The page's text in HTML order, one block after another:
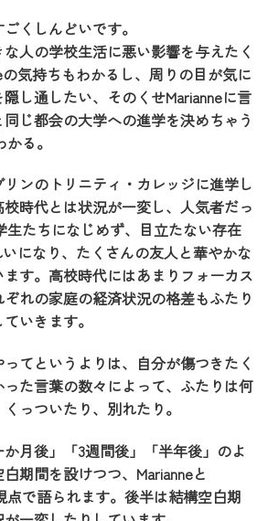
くしんどいです。
人の学校生活に悪い影響を与えたく
気持ちもわかるし、周りの目が気に
し通したい、そのくせMarianneに言
じ都会の大学への進学を決めちゃう
る。
ンのトリニティ・カレッジに進学し
時代とは状況が一変し、人気者だっ
生たちになじめず、目立たない存在
いになり、たくさんの友人と華やかな
す。高校時代にはあまりフォーカス
れの家庭の経済状況の格差もふたり
いきます。
てというよりは、自分が傷つきたく
た言葉の数々によって、ふたりは何
っついたり、別れたり。
月後」「3週間後」「半年後」のよ
期間を設けつつ、Marianneと
点で語られます。後半は結構空白期